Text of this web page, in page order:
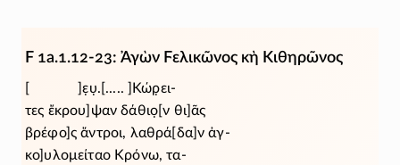
F 1a.1.12-23: Ἀγὼν Ϝελικῶνος κὴ Κιθηρῶνος
[ ]ε̣υ̣.[..... ]Κώρ̣ει-
τες ἔκρου]ψ̣αν δάθιο̣[ν θι]ᾶς
βρέφο]ς ἄντροι, λαθρά[δα]ν ἀγ-
κο]υλομείταο Κρόνω, τα-